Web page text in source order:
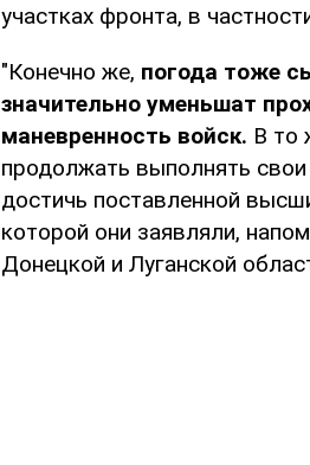
участках фронта, в
"Конечно же, погода тоже
значительно уменьшат
маневренность войск. В то
продолжать выполнять
достичь поставленной
которой они заявляли,
Донецкой и Луганской